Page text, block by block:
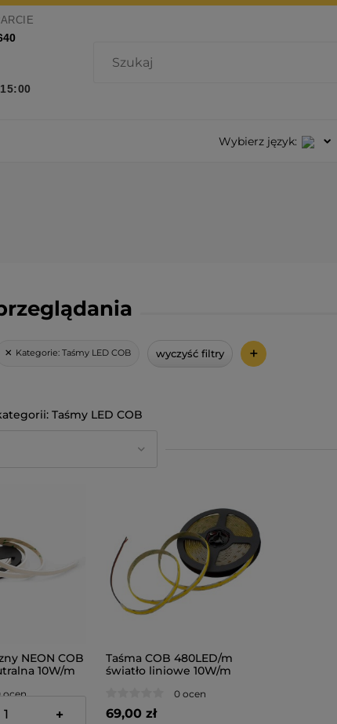
Wybierz język:
Kategorie: Taśmy LED COB wyczyść filtry +
Taśmy LED COB
NEON COB
10W/m
ocen
+
Taśma COB 480LED/m
światło liniowe 10W/m
0 ocen
69,00 zł